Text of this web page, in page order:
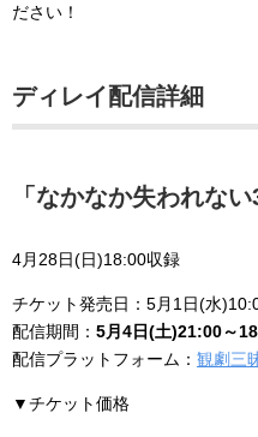
ださい！
ディレイ配信詳細
「なかなか失われない
4月28日(日)18:00収録
チケット発売日：5月1日(水
配信期間： 5月4日(土)21:00～
配信プラットフォーム： 観劇三
▼チケット価格